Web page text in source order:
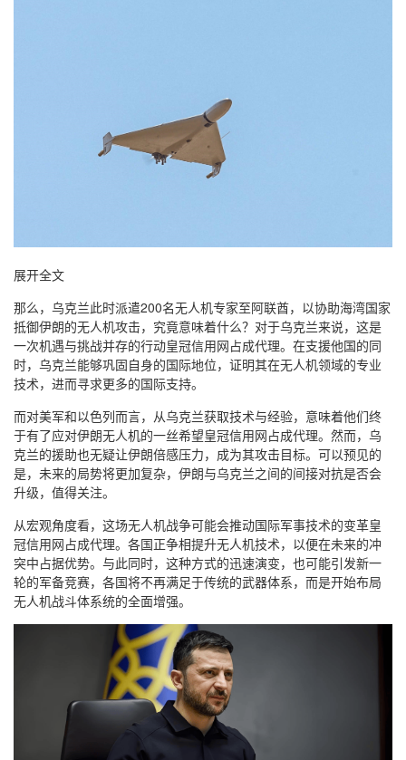
展开全文
那么，乌克兰此时派遣200名无人机专家至阿联酋，以协助海湾国家
抵御伊朗的无人机攻击，究竟意味着什么？对于乌克兰来说，这是
一次机遇与挑战并存的行动皇冠信用网占成代理。在支援他国的同
时，乌克兰能够巩固自身的国际地位，证明其在无人机领域的专业
技术，进而寻求更多的国际支持。
而对美军和以色列而言，从乌克兰获取技术与经验，意味着他们终
于有了应对伊朗无人机的一丝希望皇冠信用网占成代理。然而，乌
克兰的援助也无疑让伊朗倍感压力，成为其攻击目标。可以预见的
是，未来的局势将更加复杂，伊朗与乌克兰之间的间接对抗是否会
升级，值得关注。
从宏观角度看，这场无人机战争可能会推动国际军事技术的变革皇
冠信用网占成代理。各国正争相提升无人机技术，以便在未来的冲
突中占据优势。与此同时，这种方式的迅速演变，也可能引发新一
轮的军备竞赛，各国将不再满足于传统的武器体系，而是开始布局
无人机战斗体系统的全面增强。